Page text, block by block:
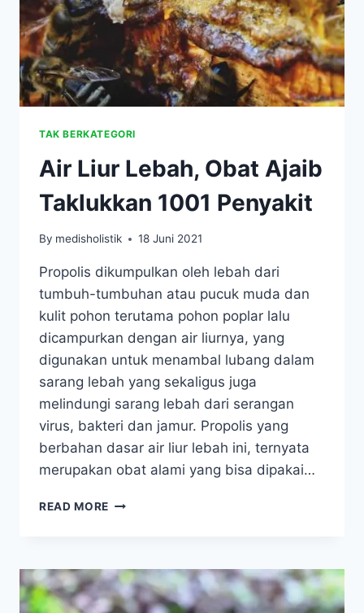
TAK BERKATEGORI
Air Liur Lebah, Obat Ajaib
Taklukkan 1001 Penyakit
By medisholistik 18 Juni 2021
Propolis dikumpulkan oleh lebah dari
tumbuh-tumbuhan atau pucuk muda dan
kulit pohon terutama pohon poplar lalu
dicampurkan dengan air liurnya, yang
digunakan untuk menambal lubang dalam
sarang lebah yang sekaligus juga
melindungi sarang lebah dari serangan
virus, bakteri dan jamur. Propolis yang
berbahan dasar air liur lebah ini, ternyata
merupakan obat alami yang bisa dipakai…
READ MORE AIR
AJAIB
TAKLUKKAN
1001